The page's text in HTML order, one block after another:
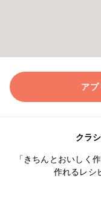
ア
クラ
「きちんとおいしく
作れるレシ